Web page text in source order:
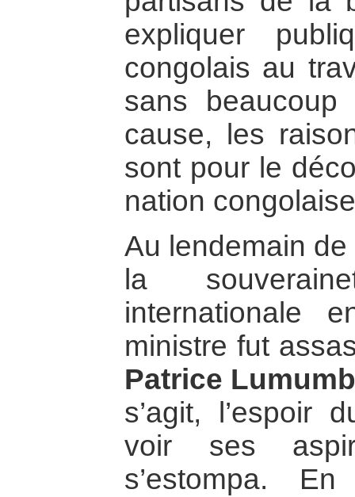
expliquer
congolais au
sans
cause, les
sont pour le
nation
Au lendemain de
la
internationale
ministre fut
Patrice
s’agit, l’espoir
voir ses
s’estompa.